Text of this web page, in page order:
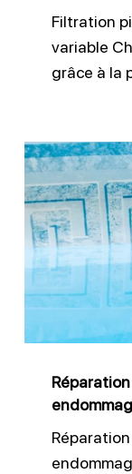
Filtration
variable
grâce à la
Réparation
de
skimmer
piscine
endommagé